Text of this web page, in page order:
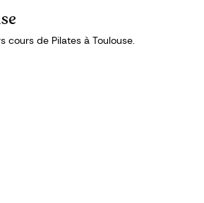
cours de Pilates à Toulouse.